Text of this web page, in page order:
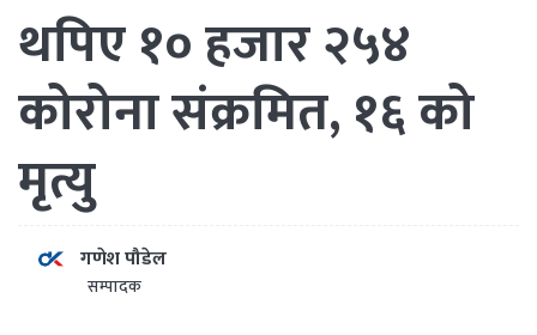
थपिए १० हजार २५४
कोरोना संक्रमित, १६ को
मृत्यु
गणेश पौडेल
सम्पादक